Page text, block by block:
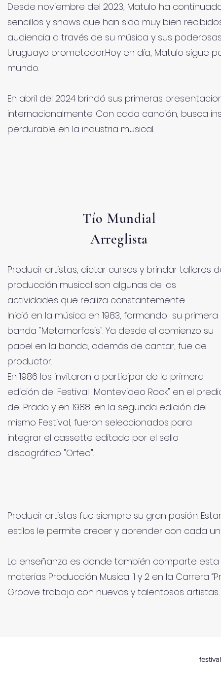
Desde noviembre del 2023, Matulo ha
sencillos y shows que han sido muy bien
audiencia a través de su música y sus
Uruguayo prometedor.Hoy en día, Matulo sigue
mundo.
En abril del 2024 brindó sus primeras
internacionalmente. Con cada canción, busca
perdurable en la industria musical.
Tío Mundial
Arreglista
Producir artistas, dictar cursos y brindar talleres
producción musical son algunas de las
actividades que realiza constantemente.
Inició en la música en 1983, formando su primera
banda "Metamorfosis". Ya desde el comienzo su
papel en la banda, además de cantar, fue de
productor.
En 1986 los invitaron a participar de la primera
edición del Festival "Montevideo Rock" en el
del Prado y en 1988, en la segunda edición del
mismo Festival, fueron seleccionados para
integrar el cassette editado por el sello
discográfico "Orfeo".
Producir artistas fue siempre su gran pasión.
estilos le permite crecer y aprender con cada
La enseñanza es donde también comparte
materias Producción Musical 1 y 2 en la Carrera
Groove trabajo con nuevos y talentosos artistas.